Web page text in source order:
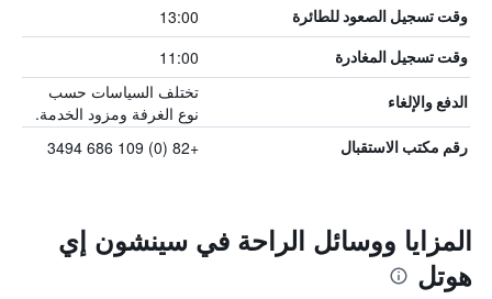
وقت تسجيل الصعود للطائرة 13:00
وقت تسجيل المغادرة 11:00
الدفع والإلغاء
تختلف السياسات حسب
نوع الغرفة ومزود الخدمة.
رقم مكتب الاستقبال +82 (0) 109 686 3494
المزايا ووسائل الراحة في سينشون إي
هوتل